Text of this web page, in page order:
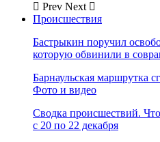
Prev Next
Происшествия
Бастрыкин поручил
которую обвинили в
Барнаульская маршрутка
Фото и видео
Сводка происшествий.
с 20 по 22 декабря